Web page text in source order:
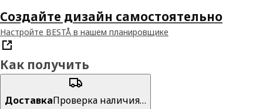
Создайте дизайн самостоятельно
Настройте BESTÅ в нашем планировщике
Как получить
ДоставкаПроверка наличия…